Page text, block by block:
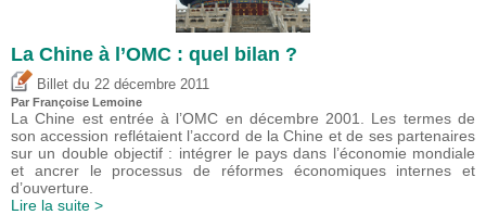
La Chine à l’OMC : quel bilan ?
Billet du 22 décembre 2011
Par Françoise Lemoine
La Chine est entrée à l’OMC en décembre 2001. Les termes de
son accession reflétaient l’accord de la Chine et de ses partenaires
sur un double objectif : intégrer le pays dans l’économie mondiale
et ancrer le processus de réformes économiques internes et
d’ouverture.
Lire la suite >